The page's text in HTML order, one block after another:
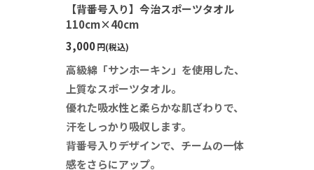
【背番号入り】今治スポーツタオル
110cm×40cm
3,000円(税込)
高級綿「サンホーキン」を使用した、
上質なスポーツタオル。
優れた吸水性と柔らかな肌ざわりで、
汗をしっかり吸収します。
背番号入りデザインで、チームの一体
感をさらにアップ。